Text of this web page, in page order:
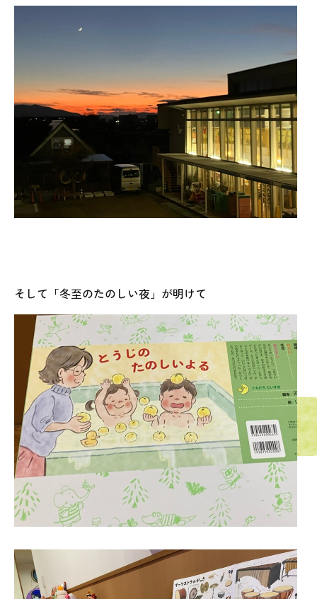
そして「冬至のたのしい夜」が明けて